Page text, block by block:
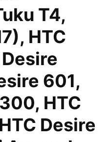
T4,
HTC
Desire
601,
HTC
Desire